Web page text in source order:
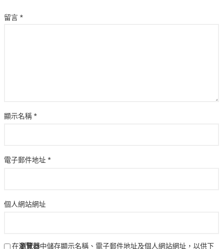
留言 *
顯示名稱 *
電子郵件地址 *
個人網站網址
在瀏覽器中儲存顯示名稱、電子郵件地址及個人網站網址，以供下